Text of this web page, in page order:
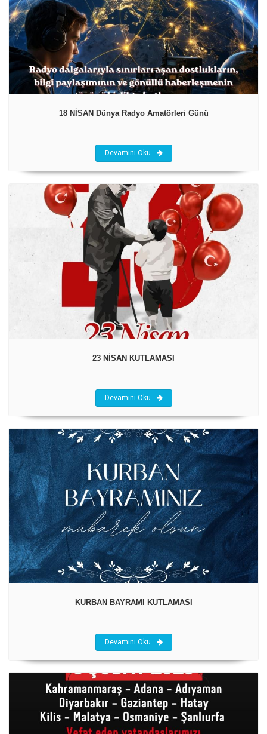
18 NİSAN Dünya Radyo Amatörleri Günü
Devamını Oku
23 NİSAN KUTLAMASI
Devamını Oku
KURBAN BAYRAMI KUTLAMASI
Devamını Oku